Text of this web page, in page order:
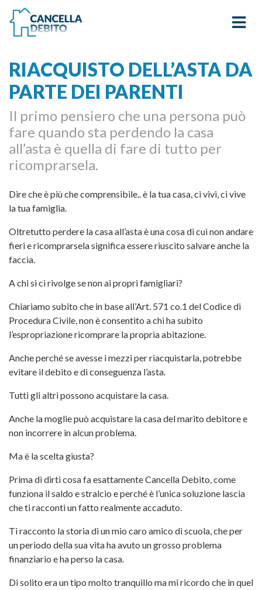
RIACQUISTO DELL’ASTA DA
PARTE DEI PARENTI
Il primo pensiero che una persona può
fare quando sta perdendo la casa
all’asta è quella di fare di tutto per
ricomprarsela.
Dire che è più che comprensibile.. è la tua casa, ci vivi, ci vive
la tua famiglia.
Oltretutto perdere la casa all’asta è una cosa di cui non andare
fieri e ricomprarsela significa essere riuscito salvare anche la
faccia.
A chi si ci rivolge se non ai propri famigliari?
Chiariamo subito che in base all’Art. 571 co.1 del Codice di
Procedura Civile,non è consentito a chi ha subito
l’espropriazione ricomprare la propria abitazione.
Anche perché se avesse i mezzi per riacquistarla, potrebbe
evitare il debito e di conseguenza l’asta.
Tutti gli altri possono acquistare la casa.
Anche la moglie può acquistare la casa del marito debitore e
non incorrere in alcun problema.
Ma è la scelta giusta?
Prima di dirti cosa fa esattamente Cancella Debito, come
funziona ilsaldo e stralcio e perché è l’unica soluzione lascia
che ti racconti un fatto realmente accaduto.
Ti racconto la storia di un mio caro amico di scuola, che per
un periodo della sua vita ha avuto un grosso problema
finanziario e ha perso la casa.
Di solito era un tipo molto tranquillo ma mi ricordo che in quel